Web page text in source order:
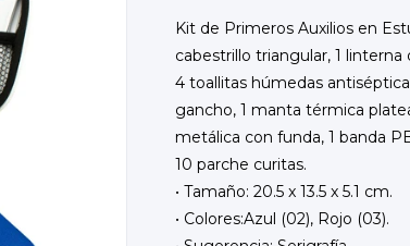
Kit de Primeros Auxilios en
cabestrillo triangular, 1 linterna
4 toallitas húmedas
gancho, 1 manta térmica
metálica con funda, 1 banda
10 parche curitas.
• Tamaño: 20.5 x 13.5 x 5.1 cm.
• Colores:Azul (02), Rojo (03).